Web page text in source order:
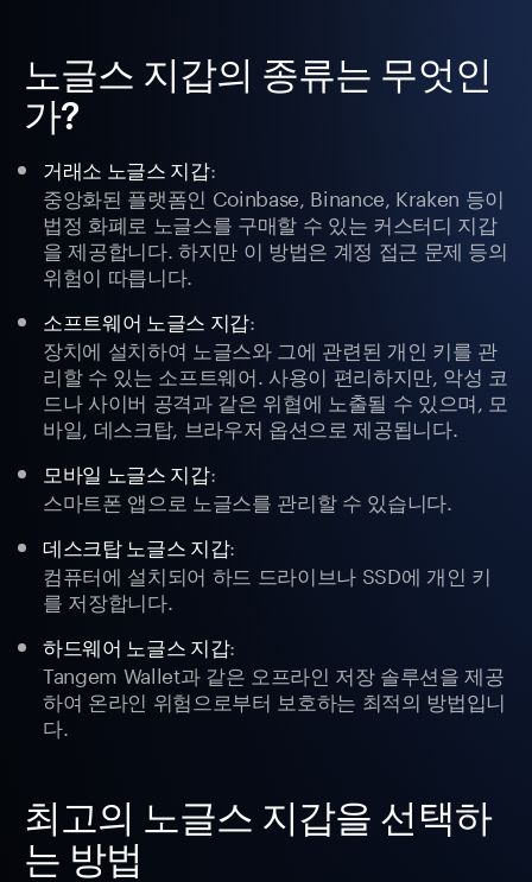
노글스 지갑의 종류는 무엇인
가?
거래소 노글스 지갑:
중앙화된 플랫폼인 Coinbase, Binance, Kraken 등이
법정 화폐로 노글스를 구매할 수 있는 커스터디 지갑
을 제공합니다. 하지만 이 방법은 계정 접근 문제 등의
위험이 따릅니다.
소프트웨어 노글스 지갑:
장치에 설치하여 노글스와 그에 관련된 개인 키를 관
리할 수 있는 소프트웨어. 사용이 편리하지만, 악성 코
드나 사이버 공격과 같은 위협에 노출될 수 있으며, 모
바일, 데스크탑, 브라우저 옵션으로 제공됩니다.
모바일 노글스 지갑:
스마트폰 앱으로 노글스를 관리할 수 있습니다.
데스크탑 노글스 지갑:
컴퓨터에 설치되어 하드 드라이브나 SSD에 개인 키
를 저장합니다.
하드웨어 노글스 지갑:
Tangem Wallet과 같은 오프라인 저장 솔루션을 제공
하여 온라인 위험으로부터 보호하는 최적의 방법입니
다.
최고의 노글스 지갑을 선택하
는 방법